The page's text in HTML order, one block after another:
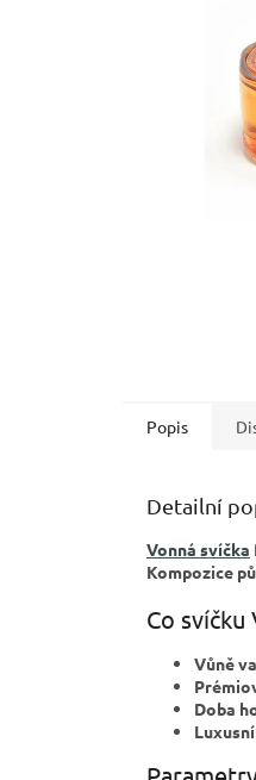
Popis
Detailní
Vonná svíčka
Kompozice
Co svíčku
Vůně
Doba